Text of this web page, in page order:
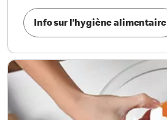
Info sur l’hygiène alimentaire